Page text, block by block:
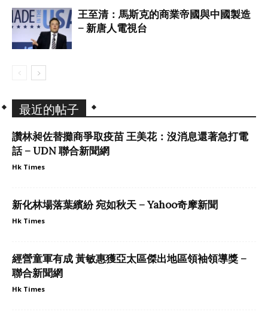
王至清：馬斯克的商業帝國與中國製造
– 新唐人電視台
最近的帖子
讚林昶佐替攤商爭取疫苗 王美花：沒消息還著急打電
話 – UDN 聯合新聞網
Hk Times
新化林場落葉繽紛 宛如秋天 – Yahoo奇摩新聞
Hk Times
經營童軍有成 黃敏惠獲亞太區傑出地區領袖領導獎 –
聯合新聞網
Hk Times